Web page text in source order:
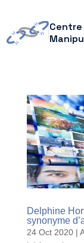
Delphine
synonyme
24 Oct 2020|